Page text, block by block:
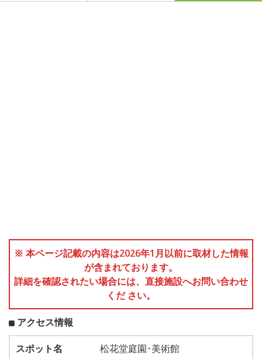
※ 本ページ記載の内容は2026年1月以前に取材した情報
が含まれております。
詳細を確認されたい場合には、直接施設へお問い合わせ
くだ さい。
アクセス情報
スポット名
松花堂庭園･美術館